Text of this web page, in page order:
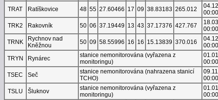
TRAT
Ratíškovice 48 55 27.60466 17 09 38.83183 265.012
00:00
TRK2
Rakovník 50 06 37.19449 13 43 37.17376 427.767
00:00
TRNK
Rychnov nad
Kněžnou
50 09 58.55996 16 16 15.13839 370.016
00:00
TRYN
Rynárec
stanice nemonitorována (vyřazena z
monitoringu)
00:00
TSEC
Seč
stanice nemonitorována (nahrazena stanicí
TCHO)
00:00
TSLU
Šluknov
stanice nemonitorována (vyřazena z
monitoringu)
00:00